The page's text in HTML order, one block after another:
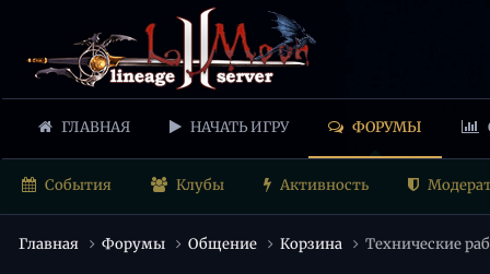
ГЛАВНАЯ НАЧАТЬ ИГРУ ФОРУМЫ
События Клубы Активность
Главная Форумы Общение Корзина Технические